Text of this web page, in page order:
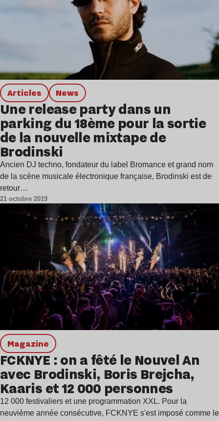
Articles news
Une release party dans un
parking du 18ème pour la sortie
de la nouvelle mixtape de
Brodinski
Ancien DJ techno, fondateur du label Bromance et grand nom
de la scène musicale électronique française, Brodinski est de
retour…
21 octobre 2019
magazine
FCKNYE : on a fêté le Nouvel An
avec Brodinski, Boris Brejcha,
Kaaris et 12 000 personnes
12 000 festivaliers et une programmation XXL. Pour la
neuvième année consécutive, FCKNYE s'est imposé comme le